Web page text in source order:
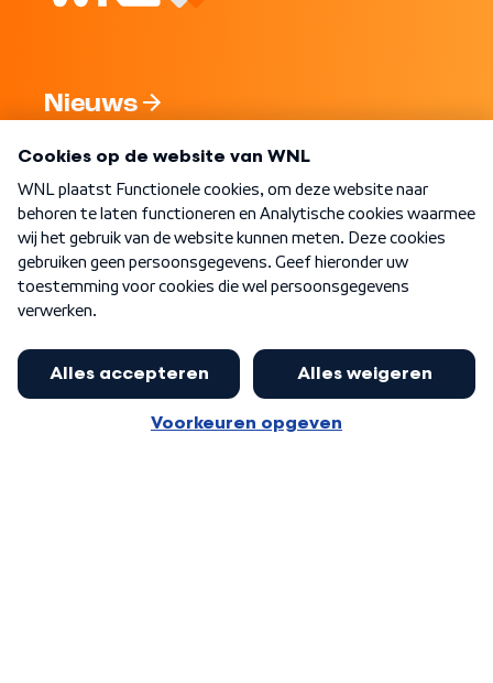
Nieuws
Nieuwsbrief
Word Lid